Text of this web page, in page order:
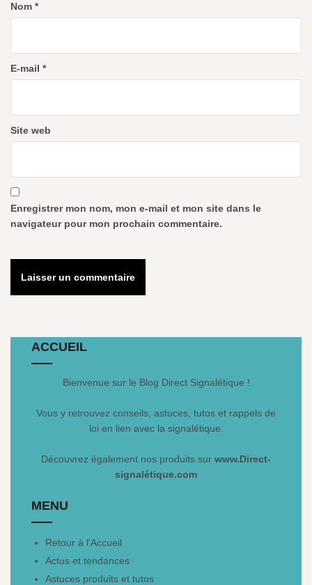
Nom *
E-mail *
Site web
Enregistrer mon nom, mon e-mail et mon site dans le
navigateur pour mon prochain commentaire.
ACCUEIL
Bienvenue sur le Blog Direct Signalétique !
Vous y retrouvez conseils, astuces, tutos et rappels de
loi en lien avec la signalétique.
Découvrez également nos produits sur www.Direct-
signalétique.com
MENU
Retour à l'Accueil
Actus et tendances
Astuces produits et tutos